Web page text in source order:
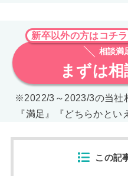
新卒以外の方はコチラ
相談満
まずは
※2022/3～2023/3の当社
『満足』『どちらかと
この記